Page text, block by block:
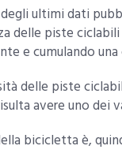
degli ultimi dati
delle piste
e cumulando una
delle piste
avere uno dei
bicicletta è,